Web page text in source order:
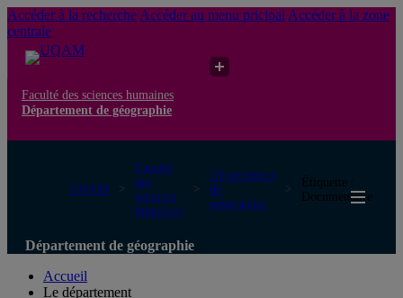
Accéder à la recherche Accéder au menu pricipal Accéder à la zone
centrale
Faculté des sciences humaines
Département de géographie
UQAM
Faculté
des
sciences
humaines
Département
de
géographie
Étiquette :
Documentaire
Département de géographie
Accueil
Le département